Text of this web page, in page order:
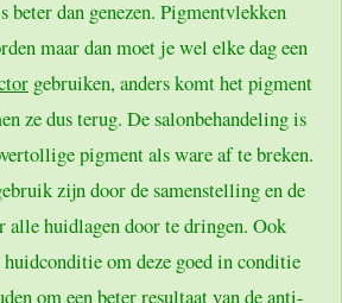
beter dan genezen. Pigmentvlekken
maar dan moet je wel elke dag een
gebruiken, anders komt het pigment
ze dus terug. De salonbehandeling is
pigment als ware af te breken.
zijn door de samenstelling en de
huidlagen door te dringen. Ook
om deze goed in conditie
om een beter resultaat van de anti-